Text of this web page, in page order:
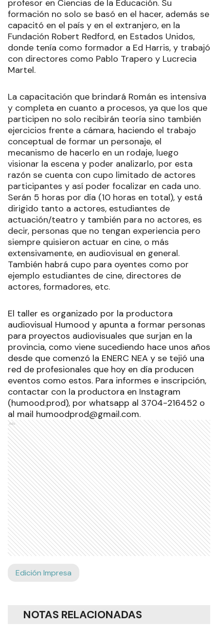
profesor en Ciencias de la Educación. Su
formación no solo se basó en el hacer, además se
capacitó en el país y en el extranjero, en la
Fundación Robert Redford, en Estados Unidos,
donde tenía como formador a Ed Harris, y trabajó
con directores como Pablo Trapero y Lucrecia
Martel.
La capacitación que brindará Román es intensiva
y completa en cuanto a procesos, ya que los que
participen no solo recibirán teoría sino también
ejercicios frente a cámara, haciendo el trabajo
conceptual de formar un personaje, el
mecanismo de hacerlo en un rodaje, luego
visionar la escena y poder analizarlo, por esta
razón se cuenta con cupo limitado de actores
participantes y así poder focalizar en cada uno.
Serán 5 horas por día (10 horas en total), y está
dirigido tanto a actores, estudiantes de
actuación/teatro y también para no actores, es
decir, personas que no tengan experiencia pero
siempre quisieron actuar en cine, o más
extensivamente, en audiovisual en general.
También habrá cupo para oyentes como por
ejemplo estudiantes de cine, directores de
actores, formadores, etc.
El taller es organizado por la productora
audiovisual Humood y apunta a formar personas
para proyectos audiovisuales que surjan en la
provincia, como viene sucediendo hace unos años
desde que comenzó la ENERC NEA y se tejió una
red de profesionales que hoy en día producen
eventos como estos. Para informes e inscripción,
contactar con la productora en Instagram
(humood.prod), por whatsapp al 3704-216452 o
al mail humoodprod@gmail.com.
Ads
Edición Impresa
NOTAS RELACIONADAS